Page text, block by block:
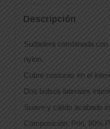
Descripción
Sudadera combinada
nylon.
Cubre costuras en el
Dos bolsos laterales
Suave y cálido acabado
Composición: Prin. 80%